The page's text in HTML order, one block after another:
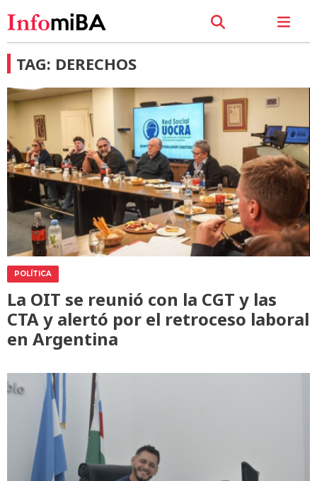
TAG: DERECHOS
POLÍTICA
La OIT se reunió con la CGT y las
CTA y alertó por el retroceso laboral
en Argentina